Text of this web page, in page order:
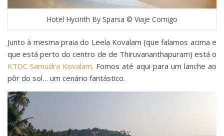
Hotel Hycinth By Sparsa © Viaje Comigo
Junto à mesma praia do Leela Kovalam (que falamos acima e
que está perto do centro de de Thiruvananthapuram) está o
KTDC Samudra Kovalam. Fomos até aqui para um lanche ao
pôr do sol… um cenário fantástico.